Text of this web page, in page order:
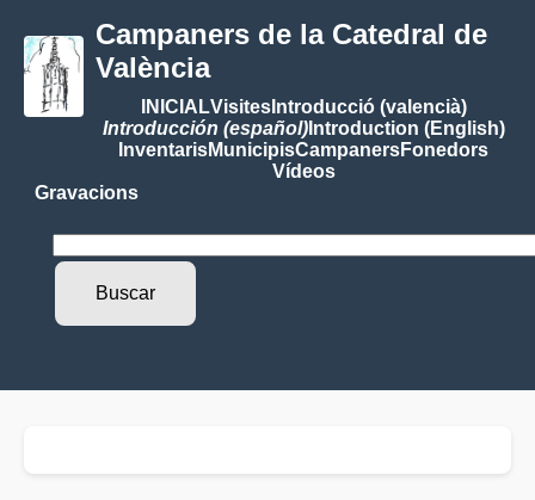
Campaners de la Catedral de
València
INICIALVisitesIntroducció (valencià)
Introducción (español)Introduction (English)
InventarisMunicipisCampanersFonedors
Vídeos
Gravacions